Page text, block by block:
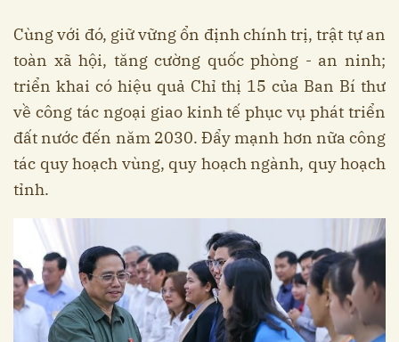
Cùng với đó, giữ vững ổn định chính trị, trật tự an
toàn xã hội, tăng cường quốc phòng - an ninh;
triển khai có hiệu quả Chỉ thị 15 của Ban Bí thư
về công tác ngoại giao kinh tế phục vụ phát triển
đất nước đến năm 2030. Đẩy mạnh hơn nữa công
tác quy hoạch vùng, quy hoạch ngành, quy hoạch
tỉnh.